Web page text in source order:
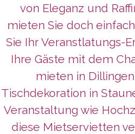
von Eleganz und
mieten Sie doch
Sie Ihr Veranstlatungs-
Ihre Gäste mit dem
mieten in
Tischdekoration in
Veranstaltung wie
diese Mietservietten